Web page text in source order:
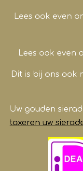
m
Lees ook even
Lees ook even
Dit is bij ons ook
Uw gouden
taxeren uw